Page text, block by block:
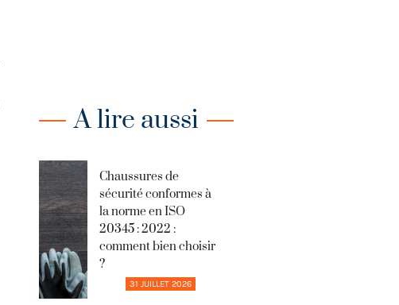
A lire aussi
Chaussures de
sécurité conformes à
la norme en ISO
20345 : 2022 :
comment bien choisir
?
31 JUILLET 2026